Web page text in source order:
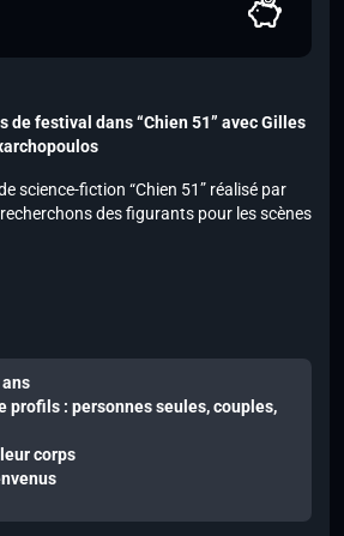
de festival dans “Chien 51” avec Gilles
science-fiction “Chien 51” réalisé par
des figurants pour les scènes
ans
profils : personnes seules, couples,
corps